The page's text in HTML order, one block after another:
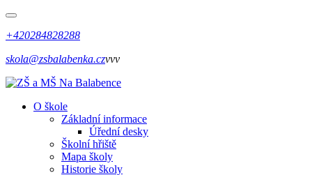
+420284828288
skola@zsbalabenka.czvvv
O škole
Základní informace
Úřední desky
Školní hřiště
Mapa školy
Historie školy